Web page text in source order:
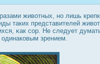
животных, но лишь
таких представителей
κак сор. Не следует
зрением.